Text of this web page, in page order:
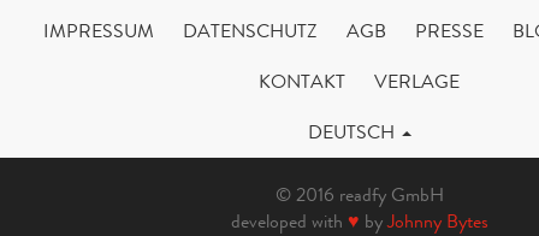
IMPRESSUM DATENSCHUTZ AGB PRESSE
KONTAKT
VERLAGE
DEUTSCH
© 2016 readfy GmbH
developed with ♥ byJohnny Bytes